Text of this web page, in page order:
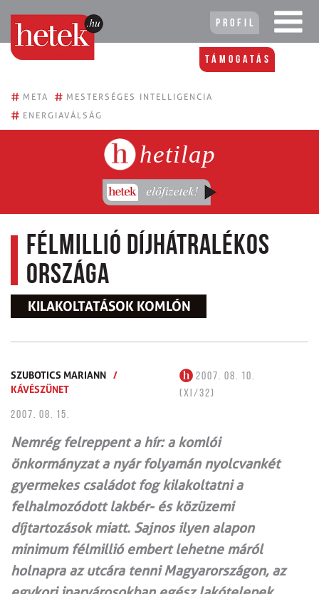
Profil
Támogatás
# META # MESTERSÉGES INTELLIGENCIA
# ENERGIAVÁLSÁG
hetilap
Félmillió díjhátralékos
országa
KILAKOLTATÁSOK KOMLÓN
SZUBOTICS MARIANN /
KÁVÉSZÜNET
2007. 08. 10.
(XI/32)
2007. 08. 15.
Nemrég felreppent a hír: a komlói
önkormányzat a nyár folyamán nyolcvankét
gyermekes családot fog kilakoltatni a
felhalmozódott lakbér- és közüzemi
díjtartozások miatt. Sajnos ilyen alapon
minimum félmillió embert lehetne máról
holnapra az utcára tenni Magyarországon, az